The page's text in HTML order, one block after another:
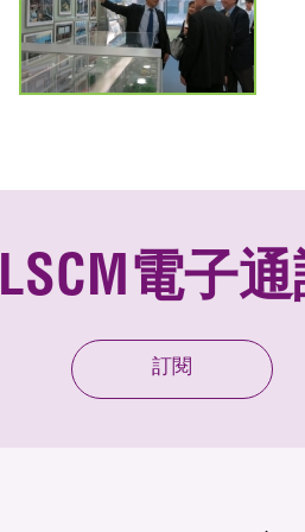
LSCM電子
訂閱